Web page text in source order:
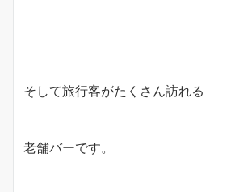
そして旅行客がたくさん訪れる
老舗バーです。